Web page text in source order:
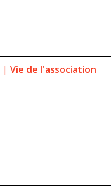
| Vie de l'association